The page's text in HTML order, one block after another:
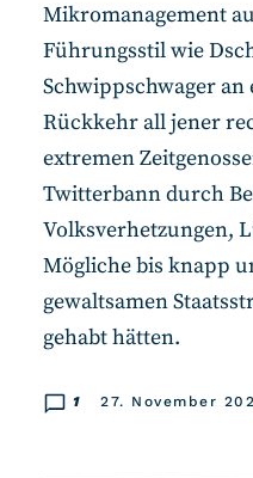
1 27. November
Mikromanagement
Führungsstil wie
Schwippschwager an
Rückkehr all jener
extremen
Twitterbann durch
Volksverhetzungen,
Mögliche bis knapp
gewaltsamen
gehabt hätten.